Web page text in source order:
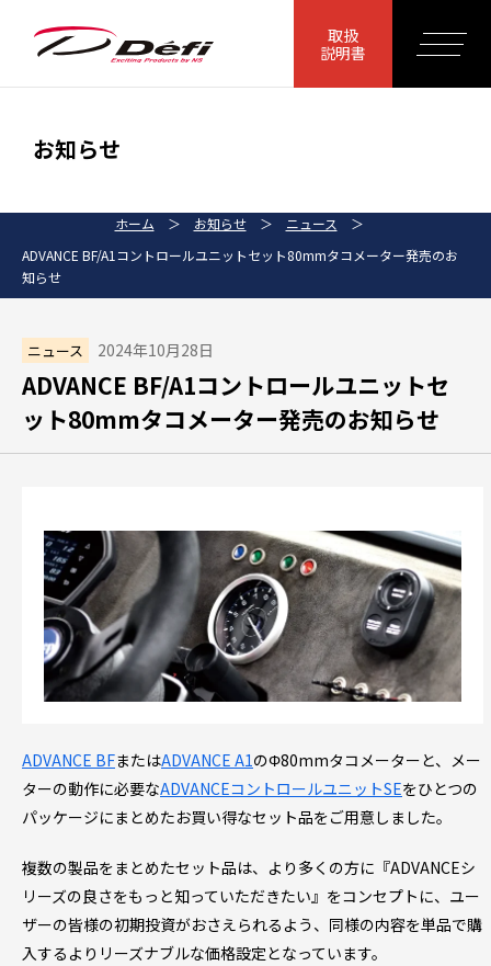
取扱
説明書
お知らせ
ホーム ＞ お知らせ＞ ニュース ＞
ADVANCE BF/A1コントロールユニットセット80mmタコメーター発売のお
知らせ
ニュース 2024年10月28日
ADVANCE BF/A1コントロールユニットセ
ット80mmタコメーター発売のお知らせ
ADVANCE BFまたはADVANCE A1のΦ80mmタコメーターと、メー
ターの動作に必要なADVANCEコントロールユニットSEをひとつの
パッケージにまとめたお買い得なセット品をご用意しました。
複数の製品をまとめたセット品は、より多くの方に『ADVANCEシ
リーズの良さをもっと知っていただきたい』をコンセプトに、ユー
ザーの皆様の初期投資がおさえられるよう、同様の内容を単品で購
入するよりリーズナブルな価格設定となっています。